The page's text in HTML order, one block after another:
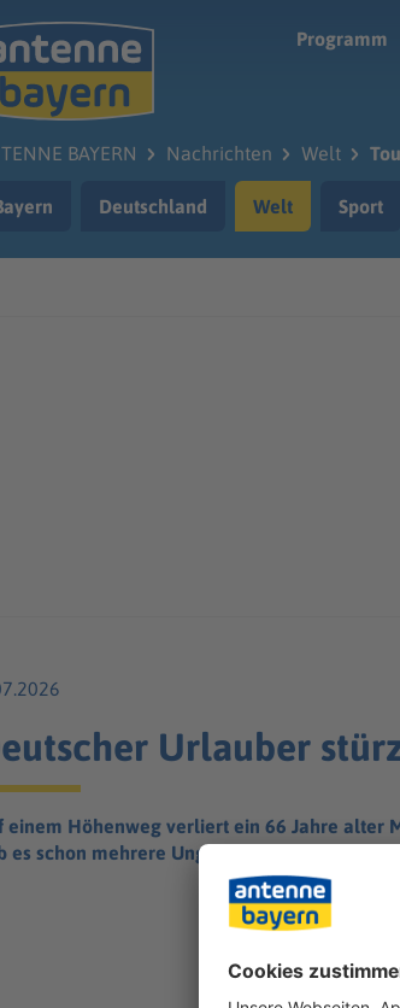
Programm
BAYERN Nachrichten Welt
Deutschland Welt Sport
Urlauber
einem Höhenweg verliert ein 66 Jahre alter
es schon mehrere Unglücke.